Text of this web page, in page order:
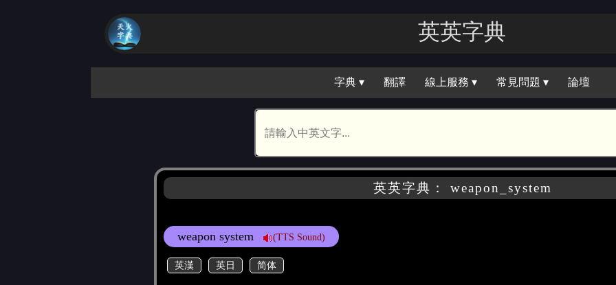
英英字典
字典 ▾ 翻譯 線上服務 ▾ 常見問題 ▾ 論壇
英英字典： weapon_system
weapon system (TTS Sound)
英漢 英日 简体